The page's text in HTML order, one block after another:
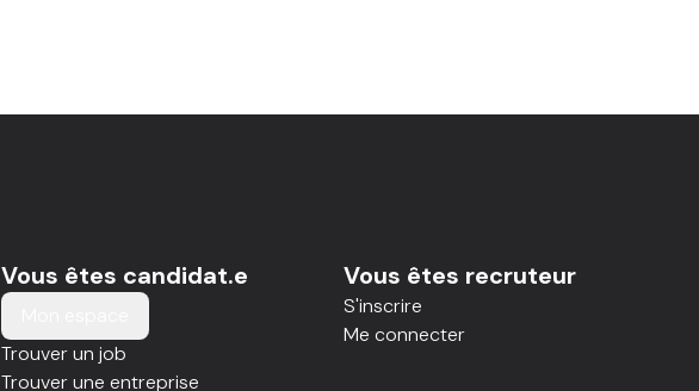
Vous êtes candidat.e
Trouver un job
Trouver une entreprise
Vous êtes recruteur
S'inscrire
Me connecter